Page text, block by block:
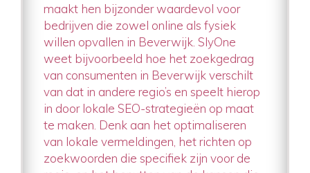
maakt hen bijzonder waardevol voor
bedrijven die zowel online als fysiek
willen opvallen in Beverwijk. SlyOne
weet bijvoorbeeld hoe het zoekgedrag
van consumenten in Beverwijk verschilt
van dat in andere regio’s en speelt hierop
in door lokale SEO-strategieën op maat
te maken. Denk aan het optimaliseren
van lokale vermeldingen, het richten op
zoekwoorden die specifiek zijn voor de